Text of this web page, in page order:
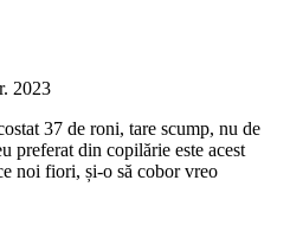
2023
37 de roni, tare scump, nu de
preferat din copilărie este acest
noi fiori, și-o să cobor vreo